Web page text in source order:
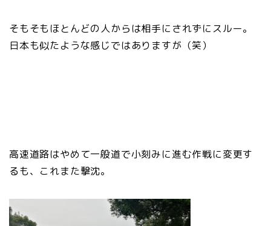
そもそもほとんどの人からは相手にされずにスルー。
日本も似たような感じではありますが（笑）
高速道路はやめて一般道で小刻みに進む作戦に変更す
るも、これまた撃沈。